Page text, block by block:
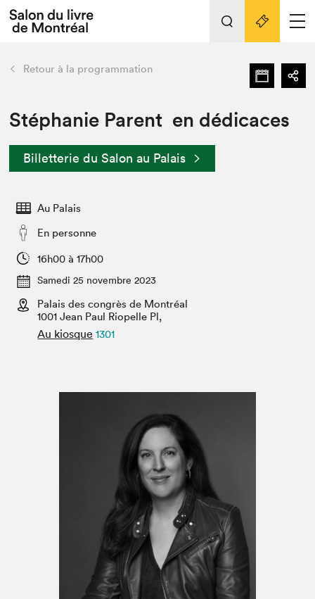
Espace exposant⋅e⋅s
Espace enseignant·e·s
Espace médias
L'événement
Préparer sa visite au Salon
Actualités
SLM PRO
retour Nos activités
Préparer sa visite
Salon dans la ville et en ligne
Projets partenaires
Liens pratiques
Retour à la programmation
Stéphanie Parent en dédicaces
Billetterie du Salon au Palais
Au Palais
En personne
16h00 à 17h00
Samedi 25 novembre 2023
Palais des congrès de Montréal
1001 Jean Paul Riopelle Pl,
Au kiosque 1301